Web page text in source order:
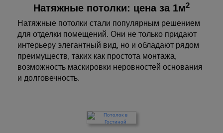
Натяжные потолки: цена за 1м2
Натяжные потолки стали популярным решением
для отделки помещений. Они не только придают
интерьеру элегантный вид, но и обладают рядом
преимуществ, таких как простота монтажа,
возможность маскировки неровностей основания
и долговечность.